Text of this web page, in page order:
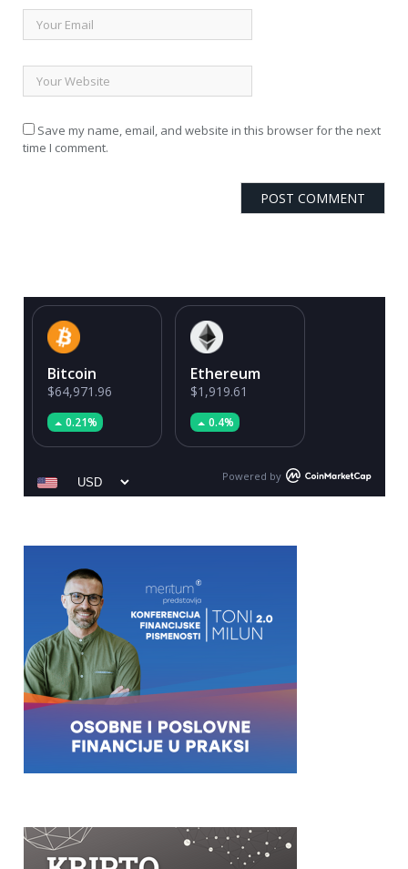
Save my name, email, and website in this browser for the next
time I comment.
Bitcoin
$64,971.96
0.21%
Ethereum
$1,919.61
0.4%
Powered by